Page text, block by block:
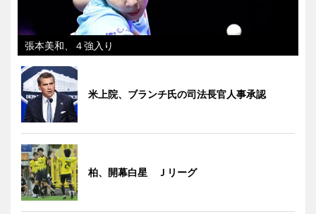
張本美和、４強入り
米上院、ブランチ氏の司法長官人事承認
柏、開幕白星 Ｊリーグ